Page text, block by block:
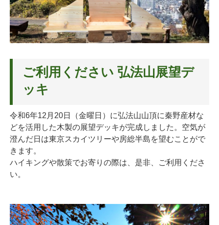
ご利用ください 弘法山展望デ
ッキ
令和6年12月20日（金曜日）に弘法山山頂に秦野産材な
どを活用した木製の展望デッキが完成しました。空気が
澄んだ日は東京スカイツリーや房総半島を望むことがで
きます。
ハイキングや散策でお寄りの際は、是非、ご利用くださ
い。